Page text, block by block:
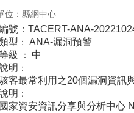
位：縣網中心
號 ： TACERT-ANA-
型 ： ANA-漏洞預警
級
：
中
明 ：
客最常利用之20個漏洞資訊
明 ：
家資安資訊分享與分析中心